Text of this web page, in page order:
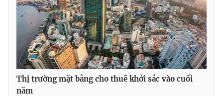
Thị trường mặt bằng cho thuê khởi sắc vào cuối
năm